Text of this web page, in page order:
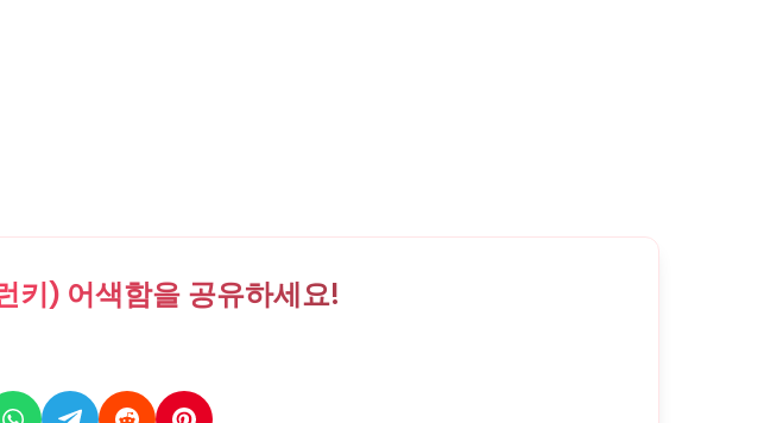
키) 어색함을 공유하세요!